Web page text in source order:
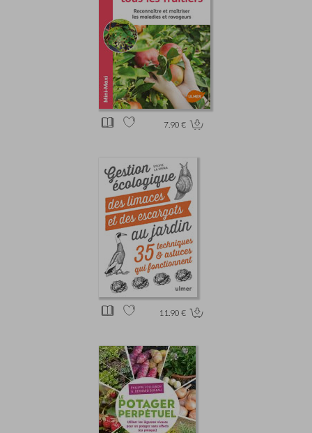
7.90 €
11.90 €